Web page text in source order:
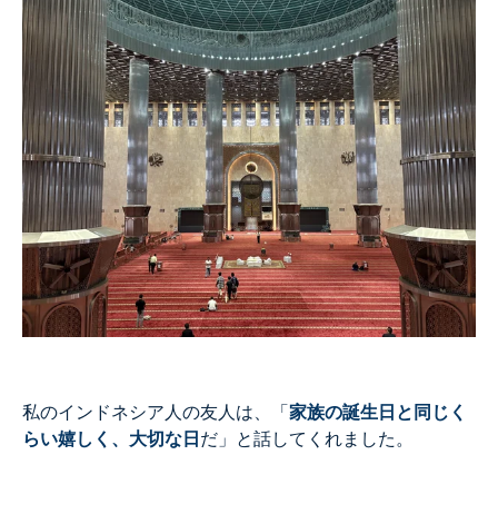
私のインドネシア人の友人は、「家族の誕生日と同じく
らい嬉しく、大切な日だ」と話してくれました。